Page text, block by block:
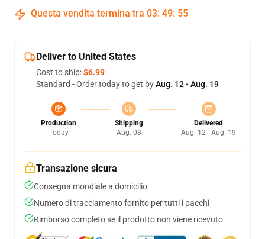
Questa vendita termina tra 03: 49: 54
Deliver to United States
Cost to ship:$6.99
Standard - Order today to get byAug. 12 - Aug. 19
Production
Today
Shipping
Aug. 08
Delivered
Aug. 12 - Aug. 19
Transazione sicura
Consegna mondiale a domicilio
Numero di tracciamento fornito per tutti i pacchi
Rimborso completo se il prodotto non viene ricevuto